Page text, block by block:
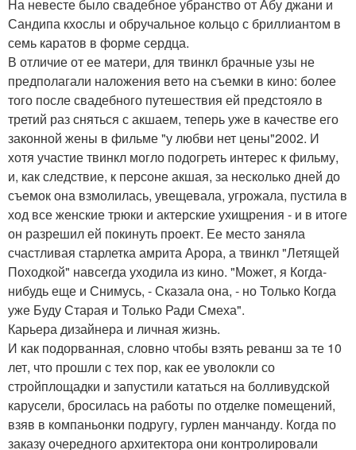
На невесте было свадебное убранство от Абу джани и
Сандипа кхослы и обручальное кольцо с бриллиантом в
семь каратов в форме сердца.
В отличие от ее матери, для твинкл брачные узы не
предполагали наложения вето на съемки в кино: более
того после свадебного путешествия ей предстояло в
третий раз сняться с акшаем, теперь уже в качестве его
законной жены в фильме "у любви нет цены"2002. И
хотя участие твинкл могло подогреть интерес к фильму,
и, как следствие, к персоне акшая, за несколько дней до
съемок она взмолилась, увещевала, угрожала, пустила в
ход все женские трюки и актерские ухищрения - и в итоге
он разрешил ей покинуть проект. Ее место заняла
счастливая старлетка амрита Арора, а твинкл "Летящей
Походкой" навсегда уходила из кино. "Может, я Когда-
нибудь еще и Снимусь, - Сказала она, - но Только Когда
уже Буду Старая и Только Ради Смеха".
Карьера дизайнера и личная жизнь.
И как подорванная, словно чтобы взять реванш за те 10
лет, что прошли с тех пор, как ее уволокли со
стройплощадки и запустили кататься на болливудской
карусели, бросилась на работы по отделке помещений,
взяв в компаньонки подругу, гурлен манчанду. Когда по
заказу очередного архитектора они контролировали